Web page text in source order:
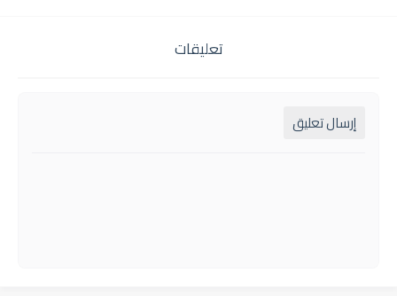
تعليقات
إرسال تعليق